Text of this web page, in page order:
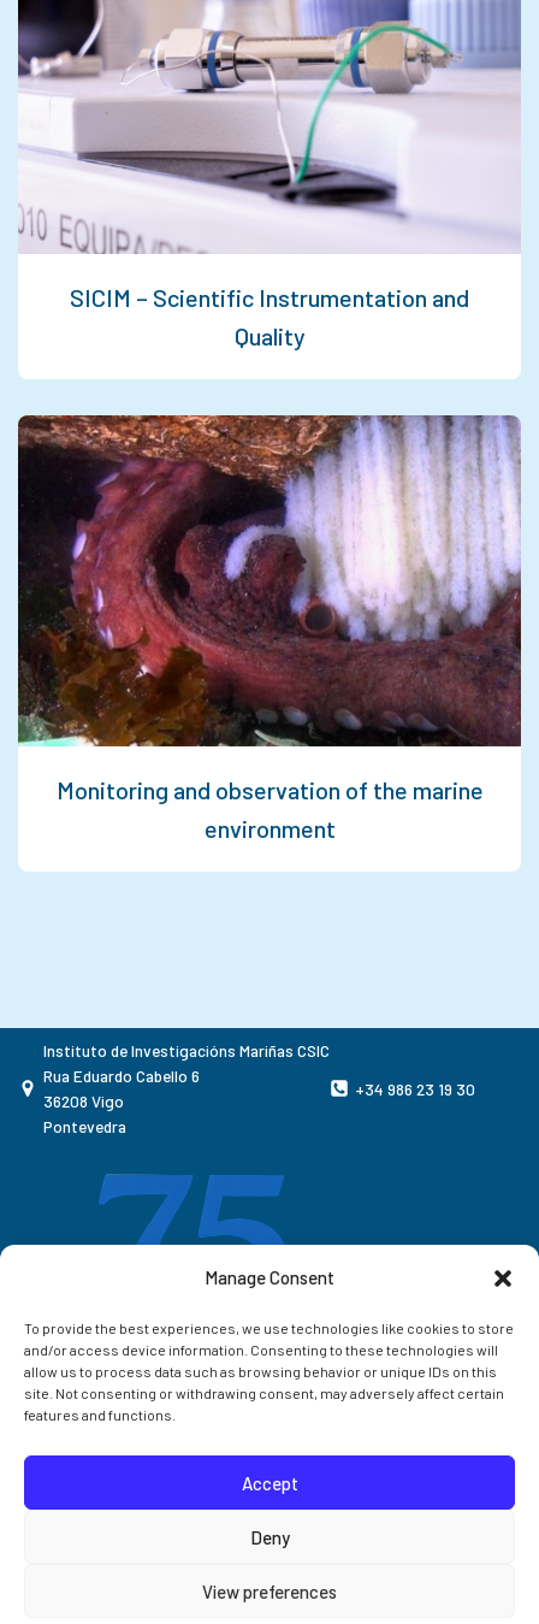
Manage Consent
To provide the best experiences, we use technologies like cookies to store
and/or access device information. Consenting to these technologies will
allow us to process data such as browsing behavior or unique IDs on this
site. Not consenting or withdrawing consent, may adversely affect certain
features and functions.
Accept
Deny
View preferences
SICIM – Scientific Instrumentation and
Quality
Monitoring and observation of the marine
environment
Instituto de Investigacións Mariñas CSIC
Rua Eduardo Cabello 6
36208 Vigo
Pontevedra
+34 986 23 19 30
Correo IIM